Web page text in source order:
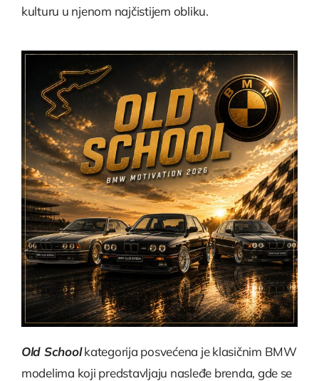
kulturu u njenom najčistijem obliku.
Old Schoolkategorija posvećena je klasičnim BMW
modelima koji predstavljaju nasleđe brenda, gde se